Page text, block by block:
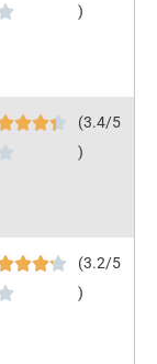
)
(3.4/5
)
(3.2/5
)